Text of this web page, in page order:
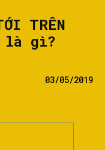
TRÊN
là gì?
03/05/2019